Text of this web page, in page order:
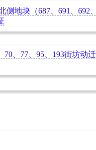
侧地块（687、691、692
70、77、95、193街坊动